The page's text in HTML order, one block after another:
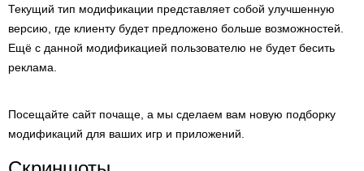
Текущий тип модификации представляет собой улучшенную
версию, где клиенту будет предложено больше возможностей.
Ещё с данной модификацией пользователю не будет бесить
реклама.
Посещайте сайт почаще, а мы сделаем вам новую подборку
модификаций для ваших игр и приложений.